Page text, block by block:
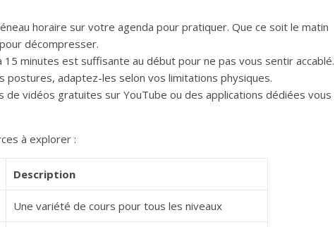
horaire sur votre agenda pour pratiquer. Que ce soit le matin
décompresser.
15 minutes est suffisante au début pour ne pas vous sentir accablé.
postures, adaptez-les selon vos limitations physiques.
de vidéos gratuites sur YouTube ou des applications dédiées vous
à explorer :
Description
Une variété de cours pour tous les niveaux